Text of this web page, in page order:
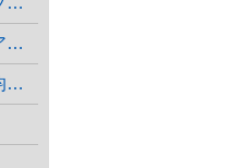
NEXT NOTES ドバイ原油先物 ベア ETN
上場インデックスファンド日経平均高配当株50